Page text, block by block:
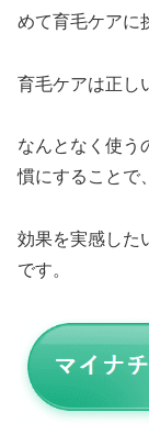
めて育毛ケアに
育毛ケアは正し
なんとなく使う
慣にすることで
効果を実感した
です。